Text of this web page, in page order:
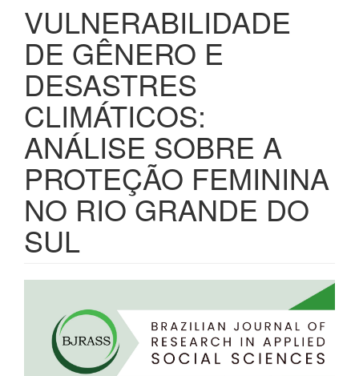
VULNERABILIDADE
DE GÊNERO E
DESASTRES
CLIMÁTICOS:
ANÁLISE SOBRE A
PROTEÇÃO FEMININA
NO RIO GRANDE DO
SUL
lateral